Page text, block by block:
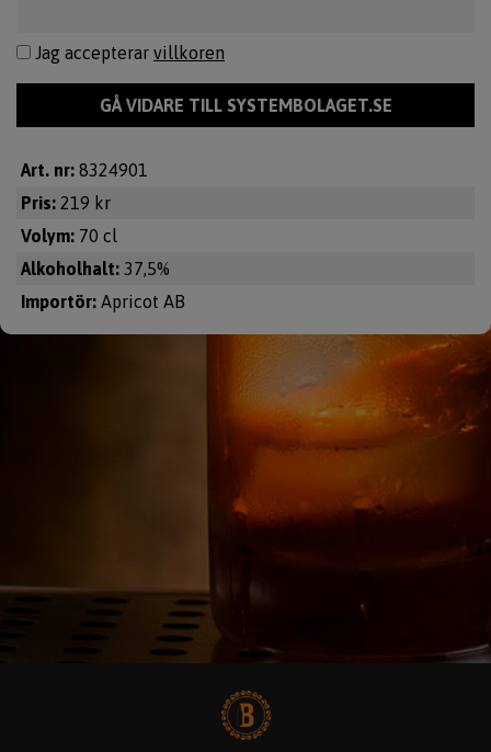
Jag accepterar villkoren
Art. nr: 8324901
Pris: 219 kr
Volym: 70 cl
Alkoholhalt: 37,5%
Importör: Apricot AB